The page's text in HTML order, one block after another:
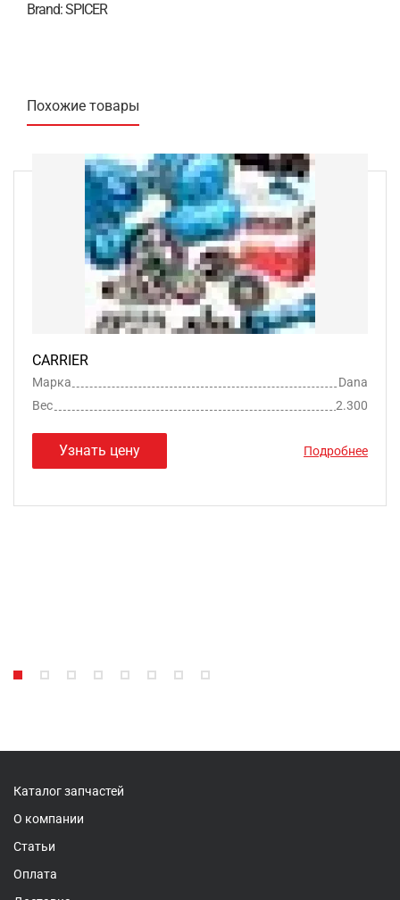
Brand: SPICER
Похожие товары
CARRIER
Марка
Dana
Вес
2.300
Узнать цену Подробнее
Каталог запчастей
О компании
Статьи
Оплата